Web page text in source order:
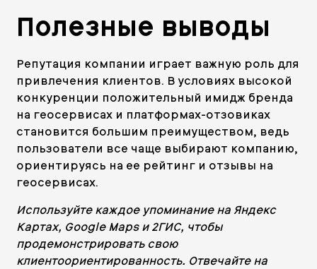
Полезные выводы
Репутация компании играет важную роль для
привлечения клиентов. В условиях высокой
конкуренции положительный имидж бренда
на геосервисах и платформах-отзовиках
становится большим преимуществом, ведь
пользователи все чаще выбирают компанию,
ориентируясь на ее рейтинг и отзывы на
геосервисах.
Используйте каждое упоминание на Яндекс
Картах, Google Maps и 2ГИС, чтобы
продемонстрировать свою
клиентоориентированность. Отвечайте на